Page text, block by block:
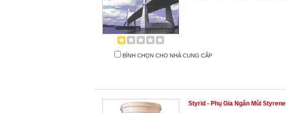
BÌNH CHỌN CHO NHÀ CUNG CẤP
Styrid - Phụ Gia Ngăn Mùi Styrene